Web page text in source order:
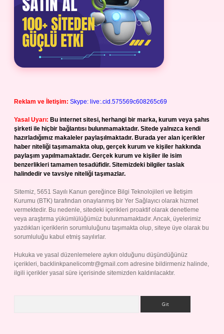
Reklam ve İletişim: Skype: live:.cid.575569c608265c69
Yasal Uyarı: Bu internet sitesi, herhangi bir marka, kurum veya şahıs
şirketi ile hiçbir bağlantısı bulunmamaktadır. Sitede yalnızca kendi
hazırladığımız makaleler paylaşılmaktadır. Burada yer alan içerikler
haber niteliği taşımamakta olup, gerçek kurum ve kişiler hakkında
paylaşım yapılmamaktadır. Gerçek kurum ve kişiler ile isim
benzerlikleri tamamen tesadüfidir. Sitemizdeki bilgiler taslak
halindedir ve tavsiye niteliği taşımazlar.
Sitemiz, 5651 Sayılı Kanun gereğince Bilgi Teknolojileri ve İletişim
Kurumu (BTK) tarafından onaylanmış bir Yer Sağlayıcı olarak hizmet
vermektedir. Bu nedenle, sitedeki içerikleri proaktif olarak denetleme
veya araştırma yükümlülüğümüz bulunmamaktadır. Ancak, üyelerimiz
yazdıkları içeriklerin sorumluluğunu taşımakta olup, siteye üye olarak bu
sorumluluğu kabul etmiş sayılırlar.
Hukuka ve yasal düzenlemelere aykırı olduğunu düşündüğünüz
içerikleri, backlinkpanelicomtr@gmail.com adresine bildirmeniz halinde,
ilgili içerikler yasal süre içerisinde sitemizden kaldırılacaktır.